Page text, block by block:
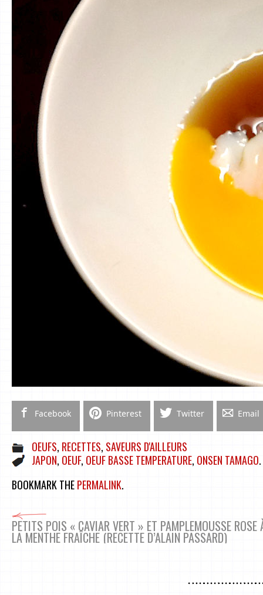
Facebook Pinterest Twitter Email
OEUFS, RECETTES, SAVEURS D'AILLEURS
JAPON, OEUF, OEUF BASSE TEMPERATURE, ONSEN TAMAGO.
BOOKMARK THEPERMALINK.
PETITS POIS « CAVIAR VERT » ET PAMPLEMOUSSE ROSE
LA MENTHE FRAÎCHE (RECETTE D’ALAIN PASSARD)